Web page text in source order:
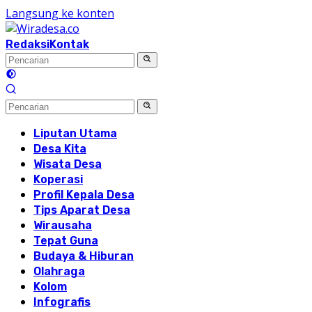
Langsung ke konten
RedaksiKontak
Liputan Utama
Desa Kita
Wisata Desa
Koperasi
Profil Kepala Desa
Tips Aparat Desa
Wirausaha
Tepat Guna
Budaya & Hiburan
Olahraga
Kolom
Infografis